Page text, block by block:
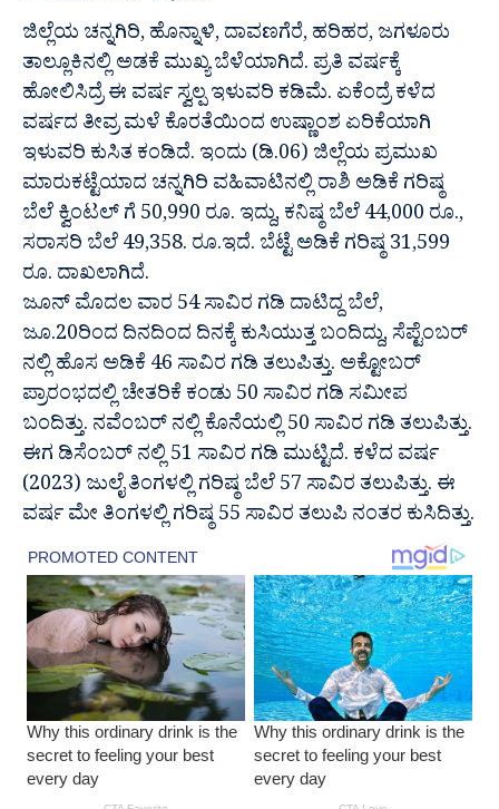
ಜಿಲ್ಲೆಯ ಚನ್ನಗಿರಿ, ಹೊನ್ನಾಳಿ, ದಾವಣಗೆರೆ, ಹರಿಹರ, ಜಗಳೂರು
ತಾಲ್ಲೂಕಿನಲ್ಲಿ ಅಡಕೆ ಮುಖ್ಯ ಬೆಳೆಯಾಗಿದೆ. ಪ್ರತಿ ವರ್ಷಕ್ಕೆ
ಹೋಲಿಸಿದ್ರೆ ಈ ವರ್ಷ ಸ್ವಲ್ಪ ಇಳುವರಿ ಕಡಿಮೆ. ಏಕೆಂದ್ರೆ ಕಳೆದ
ವರ್ಷದ ತೀವ್ರ ಮಳೆ ಕೊರತೆಯಿಂದ ಉಷ್ಣಾಂಶ ಏರಿಕೆಯಾಗಿ
ಇಳುವರಿ ಕುಸಿತ ಕಂಡಿದೆ. ಇಂದು (ಡಿ.06) ಜಿಲ್ಲೆಯ ಪ್ರಮುಖ
ಮಾರುಕಟ್ಟೆಯಾದ ಚನ್ನಗಿರಿ ವಹಿವಾಟಿನಲ್ಲಿ ರಾಶಿ ಅಡಿಕೆ ಗರಿಷ್ಠ‌
ಬೆಲೆ ಕ್ವಿಂಟಲ್ ಗೆ 50,990 ರೂ. ಇದ್ದು, ಕನಿಷ್ಠ ಬೆಲೆ 44,000 ರೂ.,
ಸರಾಸರಿ ಬೆಲೆ 49,358. ರೂ.‌ಇದೆ. ಬೆಟ್ಟೆ ಅಡಿಕೆ ಗರಿಷ್ಠ 31,599
ರೂ. ದಾಖಲಾಗಿದೆ.
ಜೂನ್ ಮೊದಲ ವಾರ 54 ಸಾವಿರ ಗಡಿ ದಾಟಿದ್ದ ಬೆಲೆ,
ಜೂ.20ರಿಂದ ದಿನದಿಂದ ದಿನಕ್ಕೆ ಕುಸಿಯುತ್ತ ಬಂದಿದ್ದು, ಸೆಪ್ಟೆಂಬರ್
ನಲ್ಲಿ ಹೊಸ ಅಡಿಕೆ 46 ಸಾವಿರ ಗಡಿ ತಲುಪಿತ್ತು. ಅಕ್ಟೋಬರ್
ಪ್ರಾರಂಭದಲ್ಲಿ ಚೇತರಿಕೆ ಕಂಡು 50 ಸಾವಿರ ಗಡಿ ಸಮೀಪ
ಬಂದಿತ್ತು. ನವೆಂಬರ್ ನಲ್ಲಿ ಕೊನೆಯಲ್ಲಿ 50 ಸಾವಿರ ಗಡಿ ತಲುಪಿತ್ತು.
ಈಗ ಡಿಸೆಂಬರ್ ನಲ್ಲಿ 51 ಸಾವಿರ ಗಡಿ ಮುಟ್ಟಿದೆ. ಕಳೆದ ವರ್ಷ
(2023) ಜುಲೈ ತಿಂಗಳಲ್ಲಿ ಗರಿಷ್ಠ ಬೆಲೆ 57 ಸಾವಿರ ತಲುಪಿತ್ತು. ಈ
ವರ್ಷ ಮೇ ತಿಂಗಳಲ್ಲಿ ಗರಿಷ್ಠ 55 ಸಾವಿರ ತಲುಪಿ ನಂತರ ಕುಸಿದಿತ್ತು.